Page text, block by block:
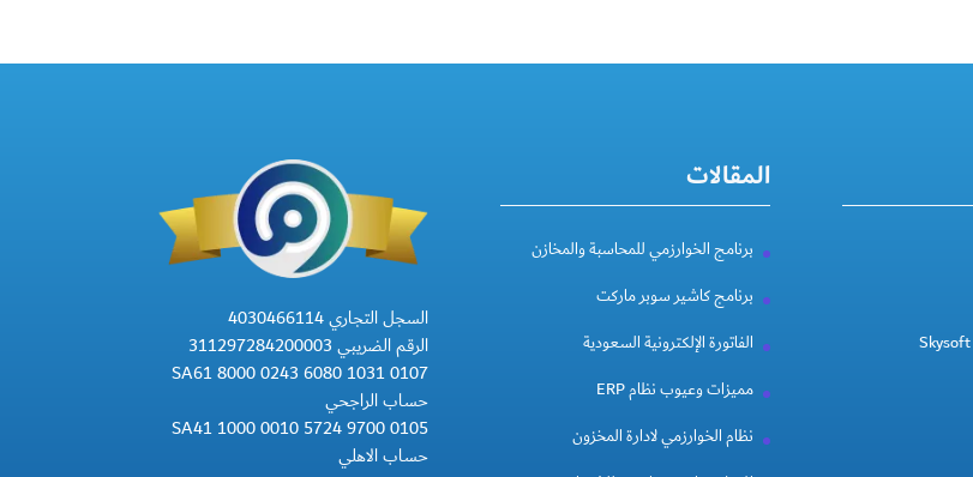
المقالات
برنامج الخوارزمي للمحاسبة والمخازن
برنامج كاشير سوبر ماركت
الفاتورة الإلكترونية السعودية
مميزات وعيوب نظام ERP
نظام الخوارزمي لادارة المخزون
السجل التجاري 4030466114
الرقم الضريبي 311297284200003
SA61 8000 0243 6080 1031 0107
حساب الراجحي
SA41 1000 0010 5724 9700 0105
حساب الاهلي